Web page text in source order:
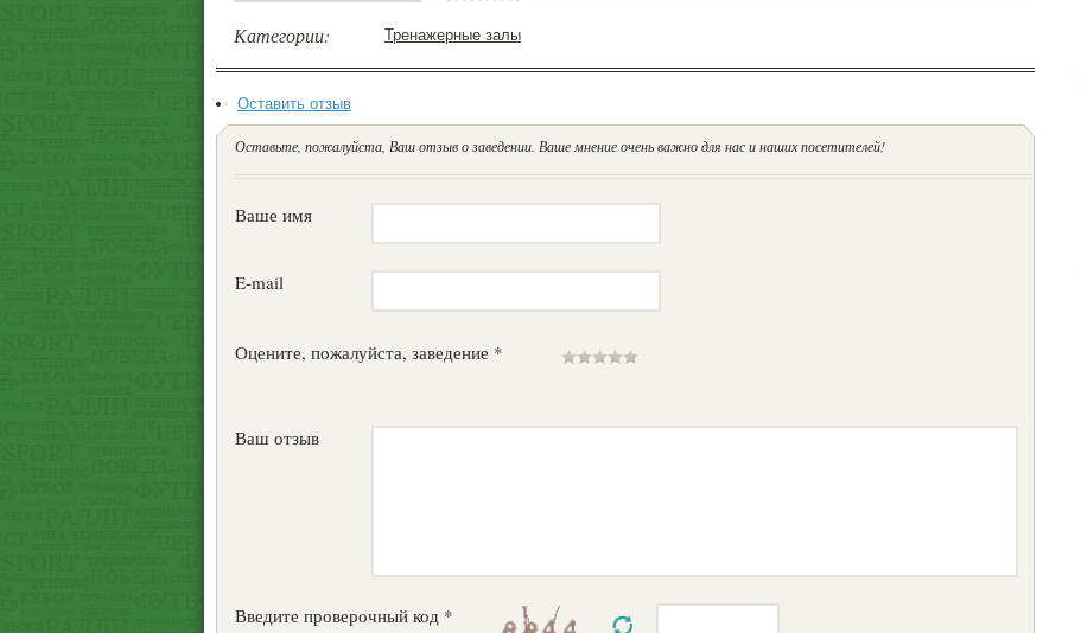
Категории: Тренажерные залы
Оставить отзыв
Оставьте, пожалуйста, Ваш отзыв о заведении. Ваше мнение очень важно для нас и наших посетителей!
Ваше имя
E-mail
Оцените, пожалуйста, заведение *
Ваш отзыв
Введите проверочный код *